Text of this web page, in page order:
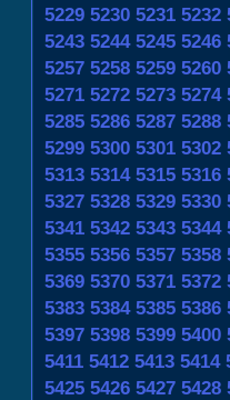
5229 5230 5231 5232
5243 5244 5245 5246
5257 5258 5259 5260
5271 5272 5273 5274
5285 5286 5287 5288
5299 5300 5301 5302
5313 5314 5315 5316
5327 5328 5329 5330
5341 5342 5343 5344
5355 5356 5357 5358
5369 5370 5371 5372
5383 5384 5385 5386
5397 5398 5399 5400
5411 5412 5413 5414
5425 5426 5427 5428